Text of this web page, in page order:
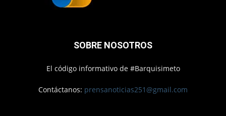
SOBRE NOSOTROS
El código informativo de #Barquisimeto
Contáctanos: prensanoticias251@gmail.com